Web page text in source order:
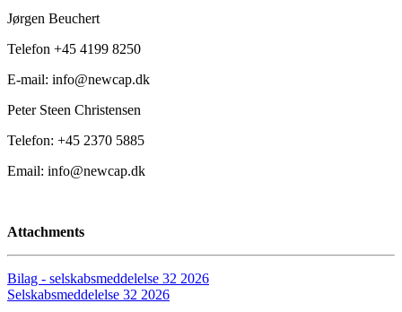
Jørgen Beuchert
Telefon +45 4199 8250
E-mail: info@newcap.dk
Peter Steen Christensen
Telefon: +45 2370 5885
Email: info@newcap.dk
Attachments
Bilag - selskabsmeddelelse 32 2026
Selskabsmeddelelse 32 2026